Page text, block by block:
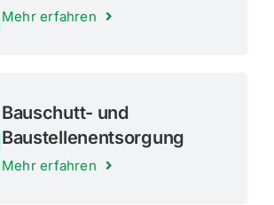
Mehr erfahren
Bauschutt- und
Baustellenentsorgung
Mehr erfahren